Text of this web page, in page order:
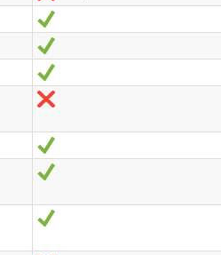
Sí
Sí
No
Sí
Sí